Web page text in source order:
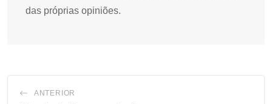
das próprias opiniões.
ANTERIOR